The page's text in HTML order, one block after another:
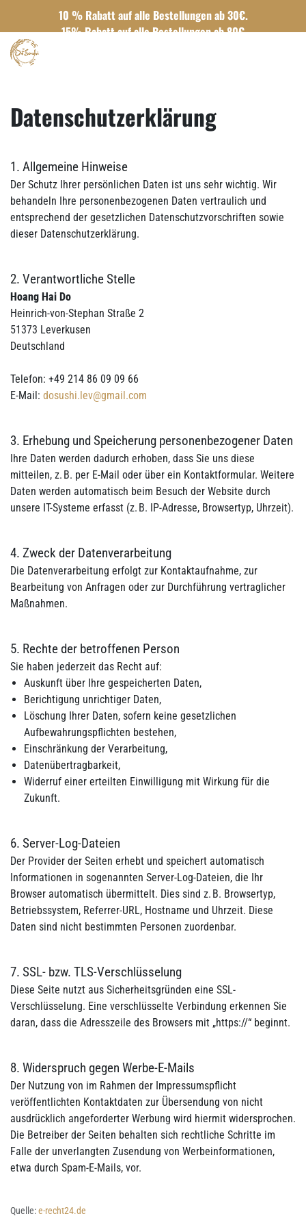
10 % Rabatt auf alle Bestellungen ab 30€.
15% Rabatt auf alle Bestellungen ab 80€
Datenschutzerklärung
1. Allgemeine Hinweise
Der Schutz Ihrer persönlichen Daten ist uns sehr wichtig. Wir
behandeln Ihre personenbezogenen Daten vertraulich und
entsprechend der gesetzlichen Datenschutzvorschriften sowie
dieser Datenschutzerklärung.
2. Verantwortliche Stelle
Hoang Hai Do
Heinrich-von-Stephan Straße 2
51373 Leverkusen
Deutschland
Telefon: +49 214 86 09 09 66
E-Mail: dosushi.lev@gmail.com
3. Erhebung und Speicherung personenbezogener Daten
Ihre Daten werden dadurch erhoben, dass Sie uns diese
mitteilen, z. B. per E-Mail oder über ein Kontaktformular. Weitere
Daten werden automatisch beim Besuch der Website durch
unsere IT-Systeme erfasst (z. B. IP-Adresse, Browsertyp, Uhrzeit).
4. Zweck der Datenverarbeitung
Die Datenverarbeitung erfolgt zur Kontaktaufnahme, zur
Bearbeitung von Anfragen oder zur Durchführung vertraglicher
Maßnahmen.
5. Rechte der betroffenen Person
Sie haben jederzeit das Recht auf:
Auskunft über Ihre gespeicherten Daten,
Berichtigung unrichtiger Daten,
Löschung Ihrer Daten, sofern keine gesetzlichen
Aufbewahrungspflichten bestehen,
Einschränkung der Verarbeitung,
Datenübertragbarkeit,
Widerruf einer erteilten Einwilligung mit Wirkung für die
Zukunft.
6. Server-Log-Dateien
Der Provider der Seiten erhebt und speichert automatisch
Informationen in sogenannten Server-Log-Dateien, die Ihr
Browser automatisch übermittelt. Dies sind z. B. Browsertyp,
Betriebssystem, Referrer-URL, Hostname und Uhrzeit. Diese
Daten sind nicht bestimmten Personen zuordenbar.
7. SSL- bzw. TLS-Verschlüsselung
Diese Seite nutzt aus Sicherheitsgründen eine SSL-
Verschlüsselung. Eine verschlüsselte Verbindung erkennen Sie
daran, dass die Adresszeile des Browsers mit „https://“ beginnt.
8. Widerspruch gegen Werbe-E-Mails
Der Nutzung von im Rahmen der Impressumspflicht
veröffentlichten Kontaktdaten zur Übersendung von nicht
ausdrücklich angeforderter Werbung wird hiermit widersprochen.
Die Betreiber der Seiten behalten sich rechtliche Schritte im
Falle der unverlangten Zusendung von Werbeinformationen,
etwa durch Spam-E-Mails, vor.
Quelle:e-recht24.de